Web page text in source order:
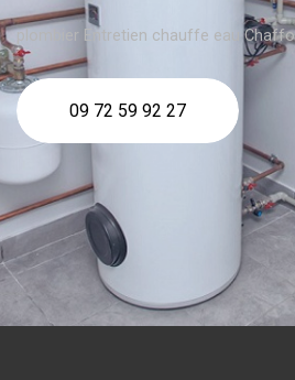
plombier Entretien chauffe eau
09 72 59 92 27